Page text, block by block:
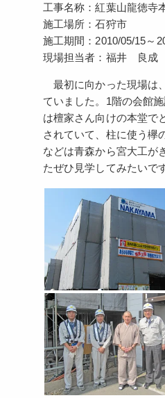
工事名称：紅葉山龍徳寺
施工場所：石狩市
施工期間：2010/05/15～
現場担当者：福井 良成
最初に向かった現場は
ていました。1階の会館
は檀家さん向けの本堂で
されていて、柱に使う欅
などは青森から宮大工が
たぜひ見学してみたいで